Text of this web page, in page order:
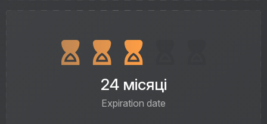
24 місяці
Expiration date